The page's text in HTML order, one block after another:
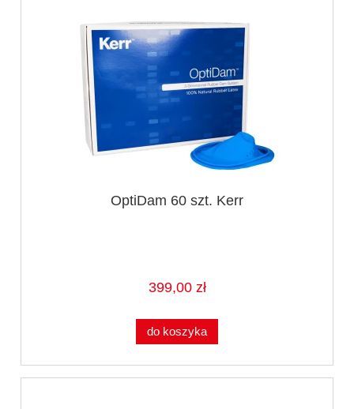
OptiDam 60 szt. Kerr
399,00 zł
do koszyka